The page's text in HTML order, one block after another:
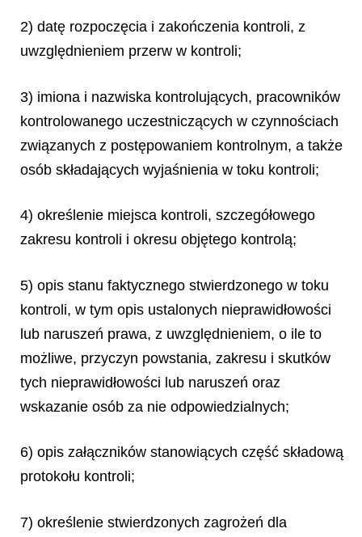
2) datę rozpoczęcia i zakończenia kontroli, z
uwzględnieniem przerw w kontroli;
3) imiona i nazwiska kontrolujących, pracowników
kontrolowanego uczestniczących w czynnościach
związanych z postępowaniem kontrolnym, a także
osób składających wyjaśnienia w toku kontroli;
4) określenie miejsca kontroli, szczegółowego
zakresu kontroli i okresu objętego kontrolą;
5) opis stanu faktycznego stwierdzonego w toku
kontroli, w tym opis ustalonych nieprawidłowości
lub naruszeń prawa, z uwzględnieniem, o ile to
możliwe, przyczyn powstania, zakresu i skutków
tych nieprawidłowości lub naruszeń oraz
wskazanie osób za nie odpowiedzialnych;
6) opis załączników stanowiących część składową
protokołu kontroli;
7) określenie stwierdzonych zagrożeń dla